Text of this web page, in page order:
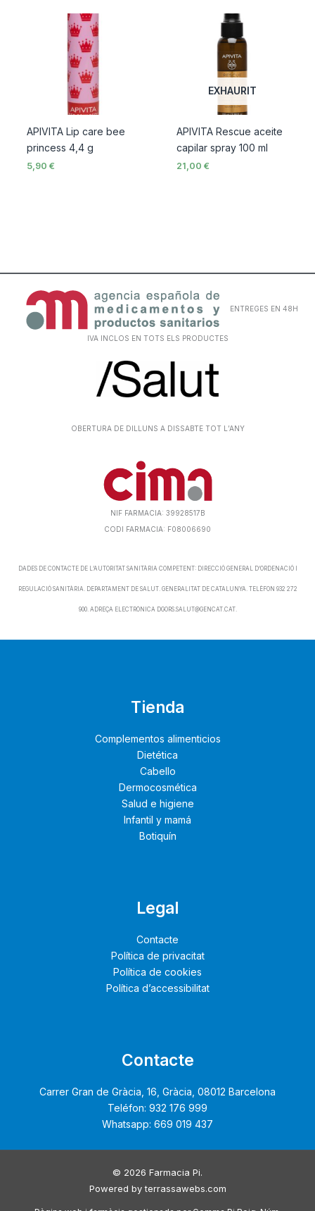
APIVITA Lip care bee
princess 4,4 g
5,90€
EXHAURIT
APIVITA Rescue aceite
capilar spray 100 ml
21,00 €
ENTREGES EN 48H
IVA INCLOS EN TOTS ELS PRODUCTES
OBERTURA DE DILLUNS A DISSABTE TOT L’ANY
NIF FARMACIA: 39928517B
CODI FARMACIA: F08006690
DADES DE CONTACTE DE L’AUTORITAT SANITÀRIA COMPETENT: DIRECCIÓ GENERAL D’ORDENACIÓ I
REGULACIÓ SANITÀRIA. DEPARTAMENT DE SALUT. GENERALITAT DE CATALUNYA. TELÈFON 932 272
900. ADREÇA ELECTRÒNICA DGORS.SALUT@GENCAT.CAT.
Tienda
Complementos alimenticios
Dietética
Cabello
Dermocosmética
Salud e higiene
Infantil y mamá
Botiquín
Legal
Contacte
Política de privacitat
Política de cookies
Política d’accessibilitat
Contacte
Carrer Gran de Gràcia, 16, Gràcia, 08012 Barcelona
Teléfon: 932 176 999
Whatsapp: 669 019 437
© 2026 Farmacia Pi.
Powered byterrassawebs.com